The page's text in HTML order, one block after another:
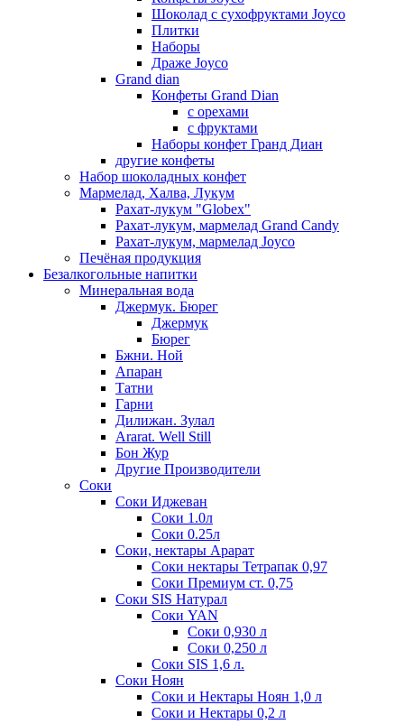
Шоколад с сухофруктами Joyco
Плитки
Наборы
Драже Joyco
Grand dian
Конфеты Grand Dian
с орехами
с фруктами
Наборы конфет Гранд Диан
другие конфеты
Набор шоколадных конфет
Мармелад, Халва, Лукум
Рахат-лукум "Globex"
Рахат-лукум, мармелад Grand Candy
Рахат-лукум, мармелад Joyco
Печёная продукция
Безалкогольные напитки
Минеральная вода
Джермук. Бюрег
Джермук
Бюрег
Бжни. Ной
Апаран
Татни
Гарни
Дилижан. Зулал
Ararat. Well Still
Бон Жур
Другие Производители
Соки
Соки Иджеван
Соки 1.0л
Соки 0.25л
Соки, нектары Арарат
Соки нектары Тетрапак 0,97
Соки Премиум ст. 0,75
Соки SIS Натурал
Соки YAN
Соки 0,930 л
Соки 0,250 л
Соки SIS 1,6 л.
Соки Ноян
Соки и Нектары Ноян 1,0 л
Соки и Нектары 0,2 л